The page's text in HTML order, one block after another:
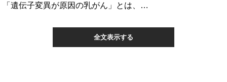
「遺伝子変異が原因の乳がん」とは、…
全文表示する